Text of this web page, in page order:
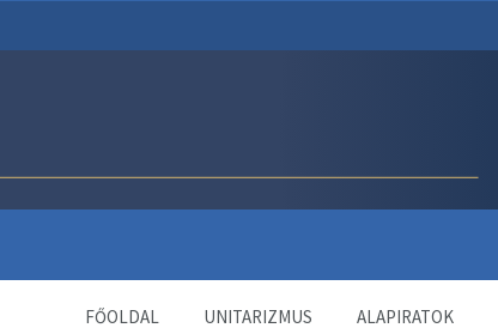
FŐOLDAL UNITARIZMUS ALAPIRATOK